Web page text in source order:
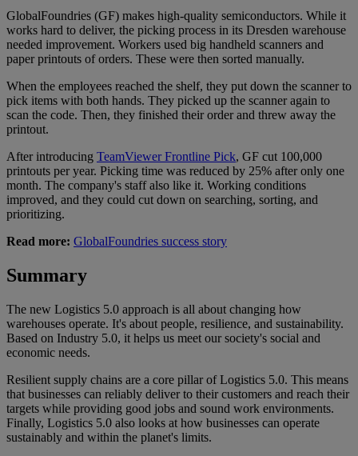
GlobalFoundries (GF) makes high-quality semiconductors. While it
works hard to deliver, the picking process in its Dresden warehouse
needed improvement. Workers used big handheld scanners and
paper printouts of orders. These were then sorted manually.
When the employees reached the shelf, they put down the scanner to
pick items with both hands. They picked up the scanner again to
scan the code. Then, they finished their order and threw away the
printout.
After introducing TeamViewer Frontline Pick, GF cut 100,000
printouts per year. Picking time was reduced by 25% after only one
month. The company's staff also like it. Working conditions
improved, and they could cut down on searching, sorting, and
prioritizing.
Read more: GlobalFoundries success story
Summary
The new Logistics 5.0 approach is all about changing how
warehouses operate. It's about people, resilience, and sustainability.
Based on Industry 5.0, it helps us meet our society's social and
economic needs.
Resilient supply chains are a core pillar of Logistics 5.0. This means
that businesses can reliably deliver to their customers and reach their
targets while providing good jobs and sound work environments.
Finally, Logistics 5.0 also looks at how businesses can operate
sustainably and within the planet's limits.